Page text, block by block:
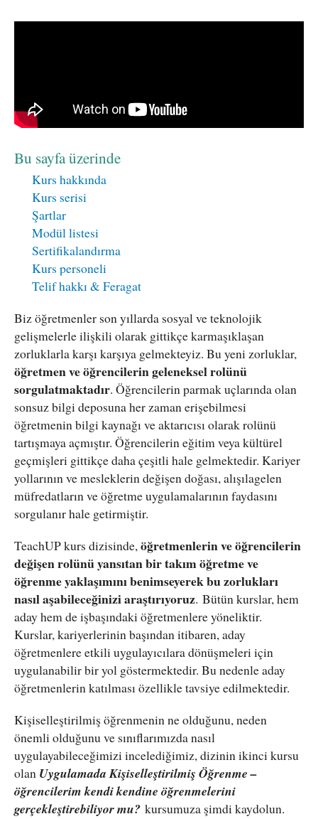
Bu sayfa üzerinde
Kurs hakkında
Kurs serisi
Şartlar
Modül listesi
Sertifikalandırma
Kurs personeli
Telif hakkı & Feragat
Biz öğretmenler son yıllarda sosyal ve teknolojik
gelişmelerle ilişkili olarak gittikçe karmaşıklaşan
zorluklarla karşı karşıya gelmekteyiz. Bu yeni zorluklar,
öğretmen ve öğrencilerin geleneksel rolünü
sorgulatmaktadır. Öğrencilerin parmak uçlarında olan
sonsuz bilgi deposuna her zaman erişebilmesi
öğretmenin bilgi kaynağı ve aktarıcısı olarak rolünü
tartışmaya açmıştır. Öğrencilerin eğitim veya kültürel
geçmişleri gittikçe daha çeşitli hale gelmektedir. Kariyer
yollarının ve mesleklerin değişen doğası, alışılagelen
müfredatların ve öğretme uygulamalarının faydasını
sorgulanır hale getirmiştir.
TeachUP kurs dizisinde,öğretmenlerin ve öğrencilerin
değişen rolünü yansıtan bir takım öğretme ve
öğrenme yaklaşımını benimseyerek bu zorlukları
nasıl aşabileceğinizi araştırıyoruz. Bütün kurslar, hem
aday hem de işbaşındaki öğretmenlere yöneliktir.
Kurslar, kariyerlerinin başından itibaren, aday
öğretmenlere etkili uygulayıcılara dönüşmeleri için
uygulanabilir bir yol göstermektedir. Bu nedenle aday
öğretmenlerin katılması özellikle tavsiye edilmektedir.
Kişiselleştirilmiş öğrenmenin ne olduğunu, neden
önemli olduğunu ve sınıflarımızda nasıl
uygulayabileceğimizi incelediğimiz, dizinin ikinci kursu
olan Uygulamada Kişiselleştirilmiş Öğrenme –
öğrencilerim kendi kendine öğrenmelerini
gerçekleştirebiliyor mu? kursumuza şimdi kaydolun.